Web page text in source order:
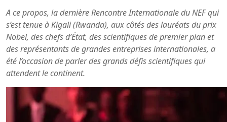
A ce propos, la dernière Rencontre Internationale du NEF qui
s’est tenue à Kigali (Rwanda), aux côtés des lauréats du prix
Nobel, des chefs d’État, des scientifiques de premier plan et
des représentants de grandes entreprises internationales, a
été l’occasion de parler des grands défis scientifiques qui
attendent le continent.